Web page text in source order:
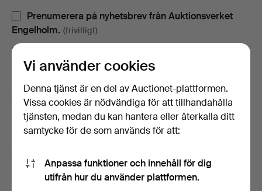
Prenumerera på nyhetsbrev från Auktionsverket
Engelholm. (frivilligt)
Med bl.a. auktionskataloger, inbjudningar till evenemang och
nyheter. Om du ångrar dig kan du enkelt avsluta
prenumerationen.
Prenumerera på Auctionets nyhetsbrev. (frivilligt)
Med bl.a. experttips, utvalda föremål och inspiration. Om du
ångrar dig kan du enkelt avsluta prenumerationen.
användarvillkoren,köpvillkoren samt bekräftar att jag
har tagit del avintegritetspolicyn.
Vi använder cookies
Denna tjänst är en del av Auctionet-plattformen.
Vissa cookies är nödvändiga för att tillhandahålla
tjänsten, medan du kan hantera eller återkalla ditt
samtycke för de som används för att:
Anpassa funktioner och innehåll för dig
utifrån hur du använder plattformen.